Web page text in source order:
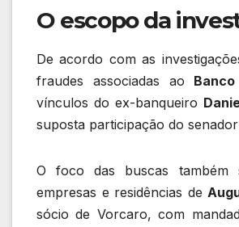
O escopo da
De acordo com as
fraudes associadas ao
vínculos do ex-banqueiro
suposta participação do
O foco das buscas também
empresas e residências de
sócio de Vorcaro, com